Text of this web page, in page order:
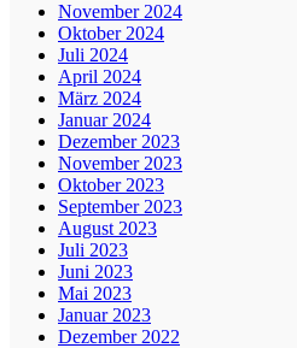
November 2024
Oktober 2024
Juli 2024
April 2024
März 2024
Januar 2024
Dezember 2023
November 2023
Oktober 2023
September 2023
August 2023
Juli 2023
Juni 2023
Mai 2023
Januar 2023
Dezember 2022